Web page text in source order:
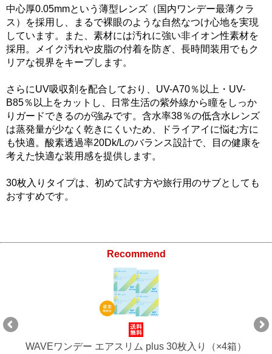
中心厚0.05mmという薄型レンズ（国内ワンデー最薄クラ
ス）を採用し、まるで裸眼のような自然なつけ心地を実現
しています。また、素材には汚れに強い非イオン性素材を
採用。メイク汚れや皮脂の付着を防ぎ、長時間装用でもク
リアな視界をキープします。
さらにUV吸収剤を配合しており、UV-A70％以上・UV-
B85％以上をカットし、日常生活の紫外線から瞳をしっか
りガードできるのが強みです。含水率38％の低含水レンズ
は蒸発量が少なく乾きにくいため、ドライアイに悩む方に
も快適。酸素透過率20Dk/Lのバランス設計で、目の健康を
考えた快適な装用感を提供します。
30枚入りタイプは、初めて試す方や旅行用のサブとしても
おすすめです。
Recommend
WAVEワンデー エアスリム plus 30枚入り（×4箱）